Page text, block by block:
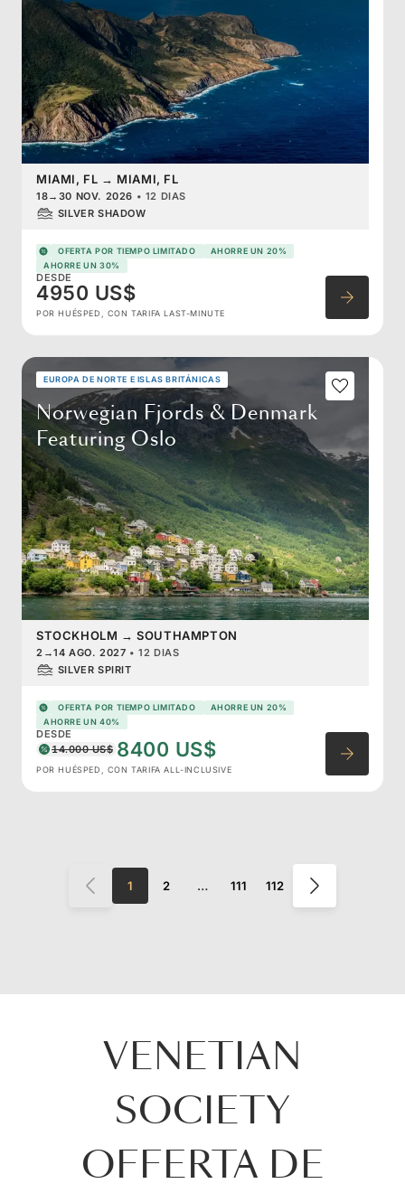
MIAMI, FL → MIAMI, FL
18→ 30 NOV. 2026 • 12 DIAS
SILVER SHADOW
OFERTA POR TIEMPO LIMITADO
AHORRE UN 20%
AHORRE UN 30%
DESDE
4950 US$
POR HUÉSPED, CON TARIFA LAST-MINUTE
EUROPA DE NORTE E ISLAS BRITÁNICAS
Norwegian Fjords & Denmark
Featuring Oslo
STOCKHOLM → SOUTHAMPTON
2 →14 AGO. 2027 •12 DIAS
SILVER SPIRIT
OFERTA POR TIEMPO LIMITADO
AHORRE UN 20%
AHORRE UN 40%
DESDE
14.000 US$ 8400 US$
POR HUÉSPED, CON TARIFA ALL-INCLUSIVE
1 2 … 111 112
VENETIAN
SOCIETY
OFFERTA DE